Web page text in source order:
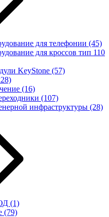
для телефонии (45)
для кроссов тип 110
KeyStone (57)
(16)
(107)
инфраструктуры (28)
(1)
(79)